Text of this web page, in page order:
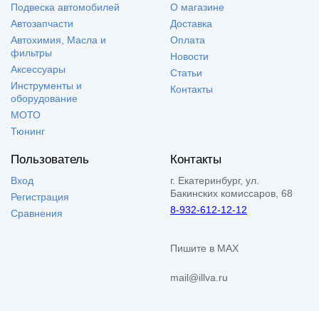
Подвеска автомобилей
Автозапчасти
Автохимия, Масла и
фильтры
Аксессуары
Инструменты и
оборудование
МОТО
Тюнинг
О магазине
Доставка
Оплата
Новости
Статьи
Контакты
Пользователь
Вход
Регистрация
Сравнения
Контакты
г. Екатеринбург, ул.
Бакинских комиссаров, 68
8-932-612-12-12
Пишите в MAX
mail@illva.ru